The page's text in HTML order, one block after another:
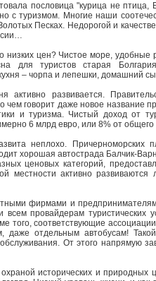
пословица "курица не птица,
с туризмом. Многие наши
Песках. Недорогой и
низких цен? Чистое море, удобные
для туристов старая
– чорпа и лепешки, домашний
активно развивается.
чем говорит даже новое название
и туризма. Чистый доход от
6 млрд евро, или 8% от общего
неплохо. Причерноморских
хорошая автострада Балчик-
ценовых категорий,
местности активно развиваются
фирмами и
провайдерам туристических
того, соответствующие
отдельным автобусам!
От этого напрямую
исторических и природных